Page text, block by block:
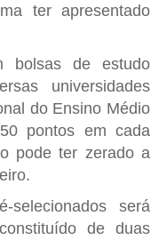
ter apresentado
bolsas de estudo
universidades
do Ensino Médio
pontos em cada
pode ter zerado a
será
de duas